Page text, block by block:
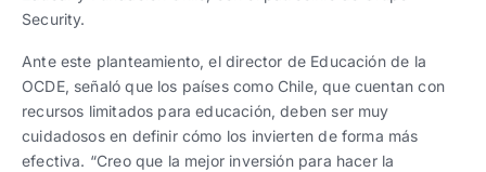
Security.
Ante este planteamiento, el director de Educación de la
OCDE, señaló que los países como Chile, que cuentan con
recursos limitados para educación, deben ser muy
cuidadosos en definir cómo los invierten de forma más
efectiva. “Creo que la mejor inversión para hacer la